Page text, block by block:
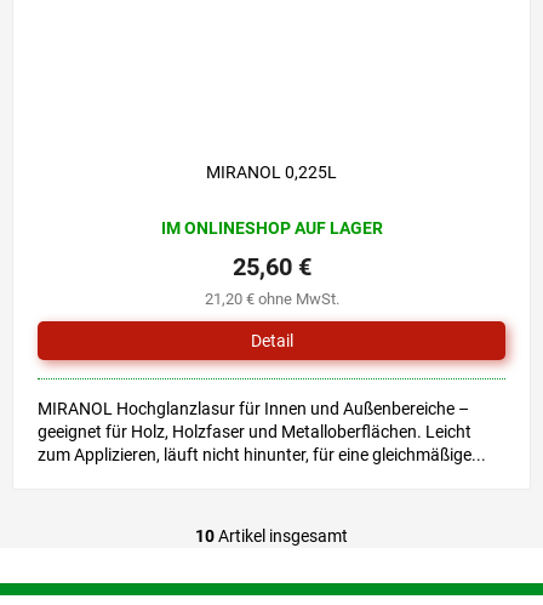
MIRANOL 0,225L
IM ONLINESHOP AUF LAGER
21,20 € ohne MwSt.
25,60 €
Detail
MIRANOL Hochglanzlasur für Innen und Außenbereiche –
geeignet für Holz, Holzfaser und Metalloberflächen. Leicht
zum Applizieren, läuft nicht hinunter, für eine gleichmäßige...
S
e
10Artikel insgesamt
F